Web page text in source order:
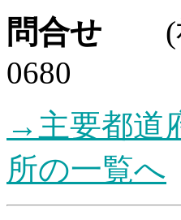
問合せ
0680
→主要都道
所の一覧へ